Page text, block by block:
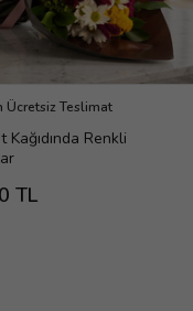
Ücretsiz Teslimat
Kağıdında Renkli
TL